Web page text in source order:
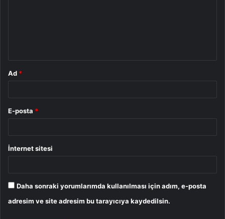
Ad *
E-posta *
İnternet sitesi
Daha sonraki yorumlarımda kullanılması için adım, e-posta
adresim ve site adresim bu tarayıcıya kaydedilsin.